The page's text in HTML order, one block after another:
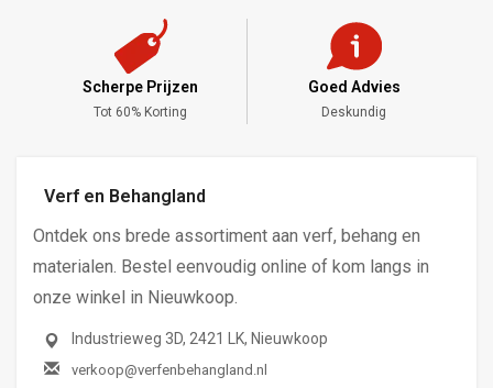
Scherpe Prijzen
Tot 60% Korting
Goed Advies
Deskundig
Verf en Behangland
Ontdek ons brede assortiment aan verf, behang en
materialen. Bestel eenvoudig online of kom langs in
onze winkel in Nieuwkoop.
Industrieweg 3D, 2421 LK, Nieuwkoop
verkoop@verfenbehangland.nl